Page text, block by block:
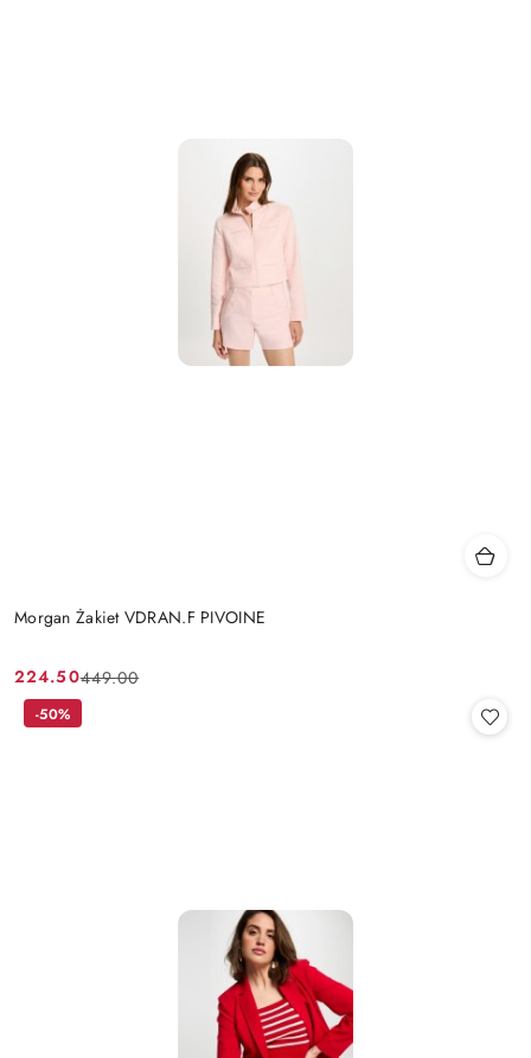
Morgan Żakiet VDRAN.F PIVOINE
Cena
promocyjna:
224.50
Cena
przed
449.00
-50%